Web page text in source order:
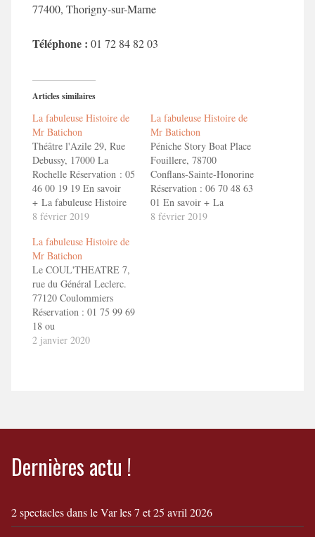
77400, Thorigny-sur-Marne
Téléphone : 01 72 84 82 03
Articles similaires
La fabuleuse Histoire de
Mr Batichon
Théâtre l'Azile 29, Rue
Debussy, 17000 La
Rochelle Réservation : 05
46 00 19 19 En savoir
+ La fabuleuse Histoire
de Mr Batichon Bande
Histoire de Mr Batichon"
8 février 2019
La fabuleuse Histoire de
Mr Batichon
Péniche Story Boat Place
Fouillere, 78700
Conflans-Sainte-Honorine
Réservation : 06 70 48 63
01 En savoir + La
fabuleuse Histoire de Mr
8 février 2019
La fabuleuse Histoire de
Mr Batichon
Le COUL'THEATRE 7,
rue du Général Leclerc.
77120 Coulommiers
Réservation : 01 75 99 69
18 ou
reservation@coultheatre.fr
2 janvier 2020
Dernières actu !
2 spectacles dans le Var les 7 et 25 avril 2026